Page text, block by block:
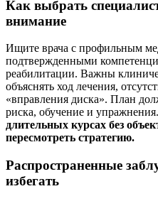
Как выбрать
внимание
Ищите врача с профильным
подтвержденными
реабилитации. Важны
объяснять ход лечения,
«вправления диска». План
риска, обучение и упражнения.
длительных курсах без
пересмотреть стратегию.
Распространенные
избегать